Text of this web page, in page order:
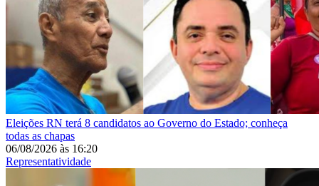
Eleições RN terá 8 candidatos ao Governo do Estado; conheça
todas as chapas
06/08/2026 às 16:20
Representatividade